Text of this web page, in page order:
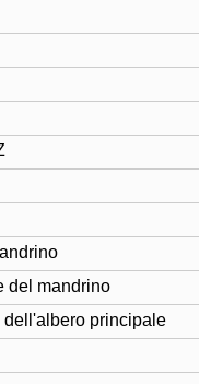
del mandrino
dell'albero principale